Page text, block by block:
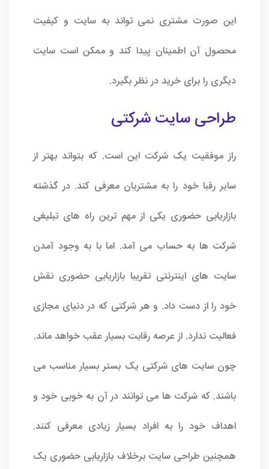
این صورت مشتری نمی تواند به سایت و کیفیت
محصول آن اطمینان پیدا کند و ممکن است سایت
دیگری را برای خرید در نظر بگیرد.
طراحی سایت شرکتی
راز موفقیت یک شرکت این است. که بتواند بهتر از
سایر رقبا خود را به مشتریان معرفی کند. در گذشته
بازاریابی حضوری یکی از مهم ترین راه های تبلیغی
شرکت ها به حساب می آمد. اما با به وجود آمدن
سایت های اینترنتی تقریبا بازاریابی حضوری نقش
خود را از دست داد. و هر شرکتی که در دنیای مجازی
فعالیت ندارد. از عرصه رقابت بسیار عقب خواهد ماند.
چون سایت های شرکتی یک بستر بسیار مناسب می
باشند. که شرکت ها می توانند در آن به خوبی خود و
اهداف خود را به افراد بسیار زیادی معرفی کنند.
همچنین طراحی سایت برخلاف بازاریابی حضوری یک